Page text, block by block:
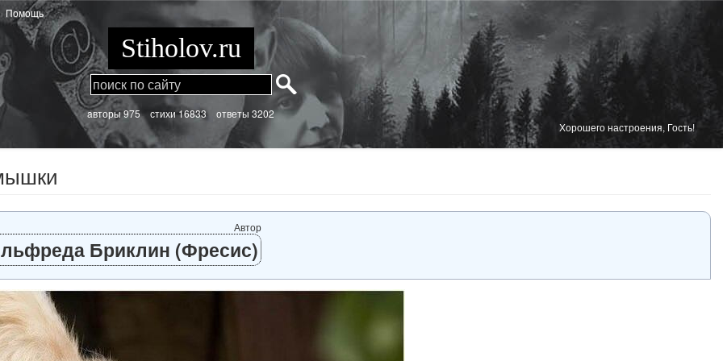
Помощь
Stiholov.ru
aвторы 975 стихи16833 ответы 3202
Хорошего настроения, Гость!
Автор
Бриклин (Фресис)